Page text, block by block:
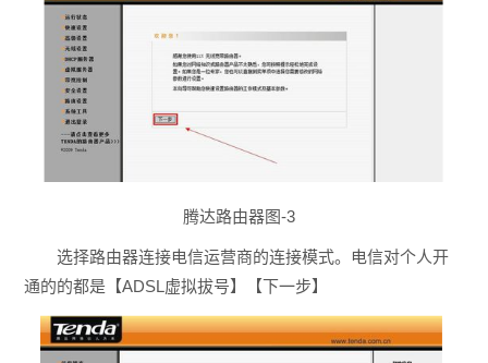
腾达路由器图-3
选择路由器连接电信运营商的连接模式。电信对个人开
通的的都是【ADSL虚拟拔号】【下一步】